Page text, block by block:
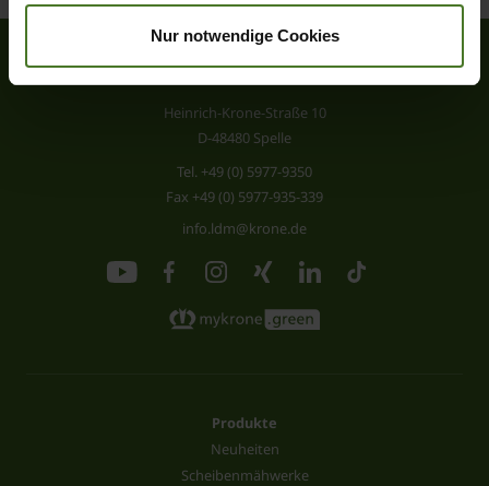
Nur notwendige Cookies
Heinrich-Krone-Straße 10
D-48480 Spelle
Tel. +49 (0) 5977-9350
Fax +49 (0) 5977-935-339
info.ldm@krone.de
Produkte
Neuheiten
Scheibenmähwerke